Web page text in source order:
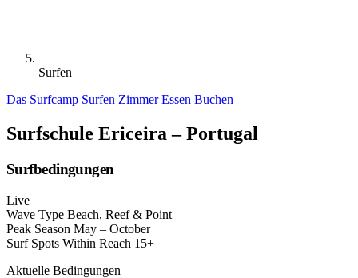
Surfen
Das Surfcamp Surfen ZimmerEssen Buchen
Surfschule Ericeira – Portugal
Surfbedingungen
Live
Wave Type Beach, Reef & Point
Peak Season May – October
Surf Spots Within Reach 15+
Aktuelle Bedingungen